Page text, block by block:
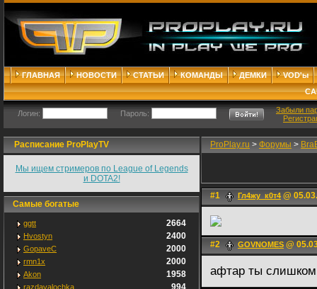
ГЛАВНАЯ НОВОСТИ СТАТЬИ КОМАНДЫ ДЕМКИ
VOD'ы
Логин: Пароль:
Забыли
Расписание ProPlayTV
Мы ищем стримеров по League of Legends
и DOTA2!
Самые богатые
ggtt 2664
Hvostyn 2400
GopaveC 2000
rmn1x 2000
Akon 1958
razdavalochka 994
ProPlay.ru > Форумы >
#1 Гл4жу_к0т4 @
#2 GOVNOMES @
афтар ты